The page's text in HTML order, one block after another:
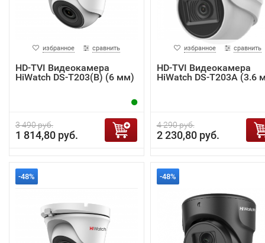
избранное сравнить
HD-TVI Видеокамера
HiWatch DS-T203(B) (6 мм)
3 490 руб.
1 814,80 руб.
избранное сравнить
HD-TVI Видеокамера
HiWatch DS-T203A (3.6
4 290 руб.
2 230,80 руб.
-48% -48%